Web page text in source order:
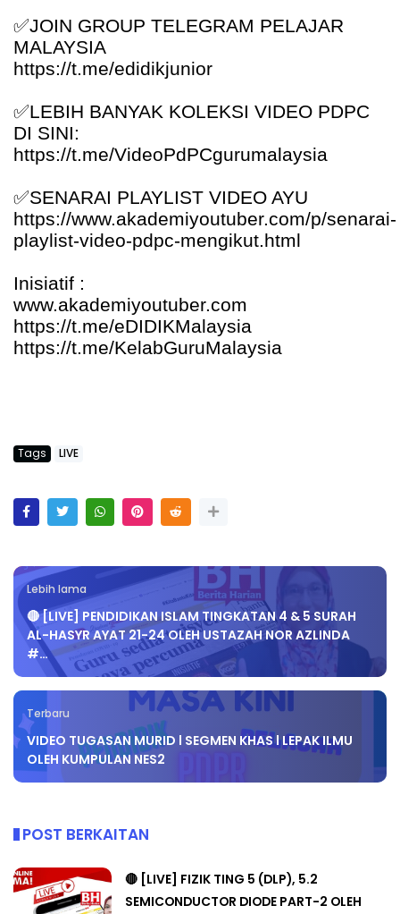
✅JOIN GROUP TELEGRAM PELAJAR
MALAYSIA
https://t.me/edidikjunior
✅LEBIH BANYAK KOLEKSI VIDEO PDPC
DI SINI:
https://t.me/VideoPdPCgurumalaysia
✅SENARAI PLAYLIST VIDEO AYU
https://www.akademiyoutuber.com/p/senarai-
playlist-video-pdpc-mengikut.html
Inisiatif :
www.akademiyoutuber.com
https://t.me/eDIDIKMalaysia
https://t.me/KelabGuruMalaysia
Tags LIVE
Lebih lama
🔴 [LIVE] PENDIDIKAN ISLAM TINGKATAN 4 & 5 SURAH
AL-HASYR AYAT 21-24 OLEH USTAZAH NOR AZLINDA
#…
Terbaru
VIDEO TUGASAN MURID l SEGMEN KHAS l LEPAK ILMU
OLEH KUMPULAN NES2
POST BERKAITAN
🔴 [LIVE] FIZIK TING 5 (DLP), 5.2
SEMICONDUCTOR DIODE PART-2 OLEH